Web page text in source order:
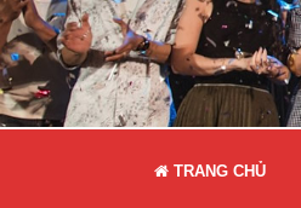
TRANG CHỦ